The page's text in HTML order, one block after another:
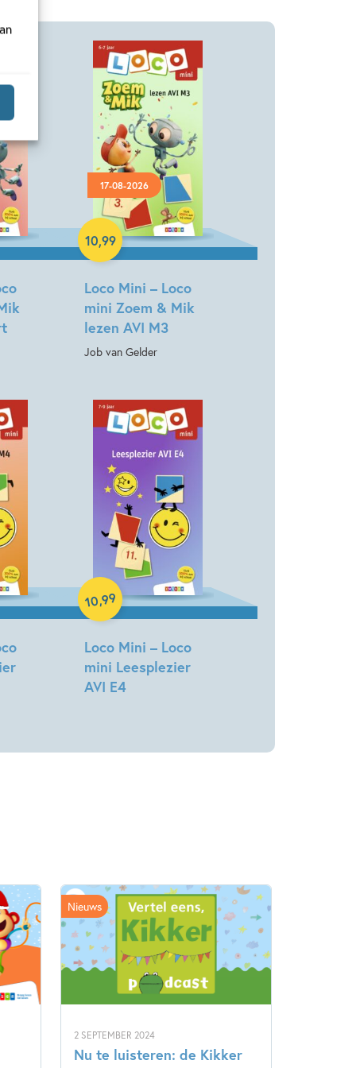
17-08-2026
Loco Mini – Loco
mini Zoem & Mik
lezen AVI M3
Job van Gelder
10,99
Paperback
Loco Mini – Loco
mini Leesplezier
AVI E4
10,99
Paperback
2 SEPTEMBER 2024
Nu te luisteren: de Kikker
Nieuws